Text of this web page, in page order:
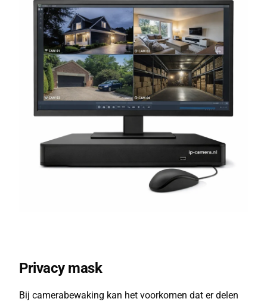
Privacy mask
Bij camerabewaking kan het voorkomen dat er delen